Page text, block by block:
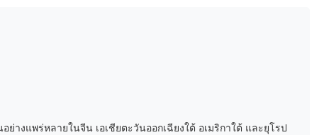
างแพร่หลายในจีน เอเชียตะวันออกเฉียงใต้ อเมริกาใต้ และยุโรป